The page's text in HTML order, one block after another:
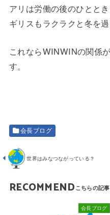
アリは労働の後のひとと
ギリスもラクラクと冬を
これならWINWINの関係
す。
会長ブログ
世界はみなつながっている？
RECOMMEND
会長ブログ